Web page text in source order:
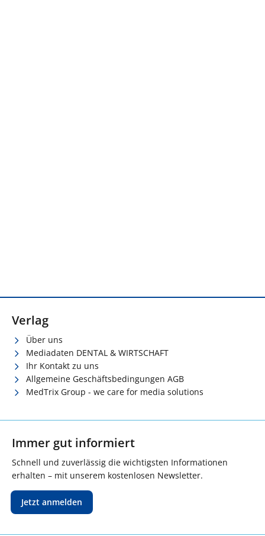
Verlag
Über uns
Mediadaten DENTAL & WIRTSCHAFT
Ihr Kontakt zu uns
Allgemeine Geschäftsbedingungen AGB
MedTrix Group - we care for media solutions
Immer gut informiert
Schnell und zuverlässig die wichtigsten Informationen
erhalten – mit unserem kostenlosen Newsletter.
Jetzt anmelden